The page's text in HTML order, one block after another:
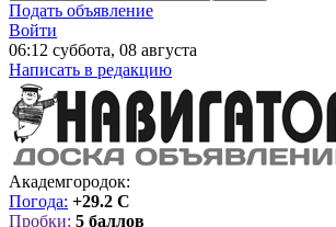
Подать объявление
Войти
06:12 суббота, 08 августа
Написать в редакцию
Академгородок:
Погода: +29.2 C
Пробки: 5 баллов